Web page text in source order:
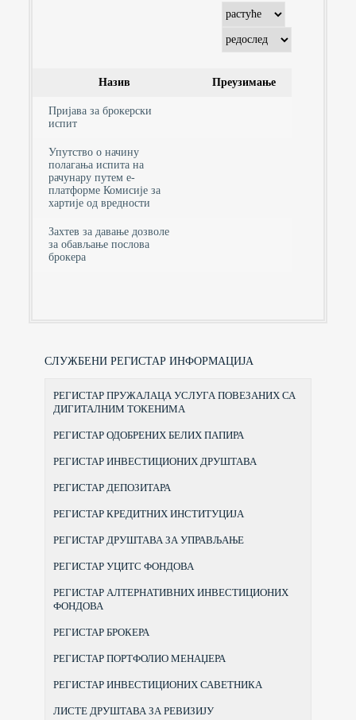
Назив Преузимање
Пријава за брокерски
испит
Упутство о начину
полагања испита на
рачунару путем е-
платформе Комисије за
хартије од вредности
Захтев за давање дозволе
за обављање послова
брокера
СЛУЖБЕНИ РЕГИСТАР ИНФОРМАЦИЈА
РЕГИСТАР ПРУЖАЛАЦА УСЛУГА ПОВЕЗАНИХ СА
ДИГИТАЛНИМ ТОКЕНИМА
РЕГИСТАР ОДОБРЕНИХ БЕЛИХ ПАПИРА
РЕГИСТАР ИНВЕСТИЦИОНИХ ДРУШТАВА
РЕГИСТАР ДЕПОЗИТАРА
РЕГИСТАР КРЕДИТНИХ ИНСТИТУЦИЈА
РЕГИСТАР ДРУШТАВА ЗА УПРАВЉАЊЕ
РЕГИСТАР УЦИТС ФОНДОВА
РЕГИСТАР АЛТЕРНАТИВНИХ ИНВЕСТИЦИОНИХ
ФОНДОВА
РЕГИСТАР БРОКЕРА
РЕГИСТАР ПОРТФОЛИО МЕНАЏЕРА
РЕГИСТАР ИНВЕСТИЦИОНИХ САВЕТНИКА
ЛИСТЕ ДРУШТАВА ЗА РЕВИЗИЈУ